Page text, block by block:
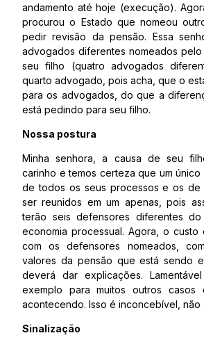
andamento até hoje (execução).
procurou o Estado que nomeou
pedir revisão da pensão. Essa
advogados diferentes nomeados
seu filho (quatro advogados
quarto advogado, pois acha, que o
para os advogados, do que a
está pedindo para seu filho.
Nossa postura
Minha senhora, a causa de seu
carinho e temos certeza que um
de todos os seus processos e os de
ser reunidos em um apenas, pois
terão seis defensores diferentes
economia processual. Agora, o custo
com os defensores nomeados,
valores da pensão que está sendo
deverá dar explicações.
exemplo para muitos outros casos
acontecendo. Isso é inconcebível, não
Sinalização